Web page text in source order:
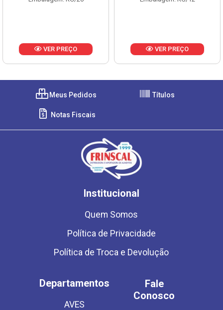
VER PREÇO VER PREÇO
Meus Pedidos Títulos
Notas Fiscais
Institucional
Quem Somos
Política de Privacidade
Política de Troca e Devolução
Departamentos
AVES
Fale
Conosco